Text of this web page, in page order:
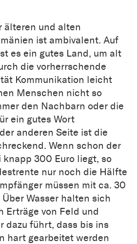
älteren und alten
ist ambivalent. Auf
es ein gutes Land, um alt
die vorherrschende
Kommunikation leicht
Menschen nicht so
den Nachbarn oder die
ein gutes Wort
anderen Seite ist die
Wenn schon der
300 Euro liegt, so
nur noch die Hälfte
müssen mit ca. 30
Wasser halten sich
Erträge von Feld und
dazu führt, dass bis ins
hart gearbeitet werden